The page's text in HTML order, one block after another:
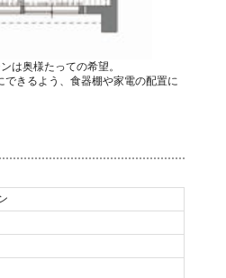
は奥様たっての希望。
できるよう、食器棚や家電の配置に